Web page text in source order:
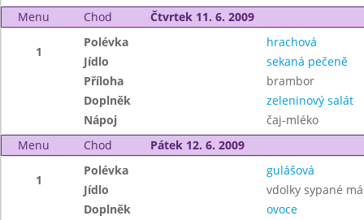
Menu
Chod Čtvrtek 11. 6. 2009
1
Polévka
hrachová
Jídlo
sekaná pečeně
Příloha
brambor
Doplněk
zeleninový salát
Nápoj
čaj-mléko
Menu
Chod Pátek 12. 6. 2009
1
Polévka
gulášová
Jídlo
vdolky sypané
Doplněk
ovoce